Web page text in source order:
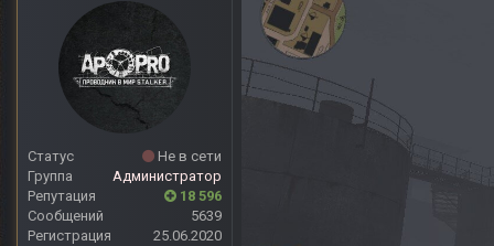
Статус
Не в сети
Группа
Администратор
Репутация
18 596
Сообщений
5639
Регистрация
25.06.2020